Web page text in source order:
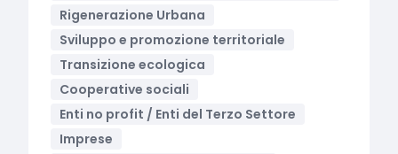
Rigenerazione Urbana
Sviluppo e promozione territoriale
Transizione ecologica
Cooperative sociali
Enti no profit / Enti del Terzo Settore
Imprese